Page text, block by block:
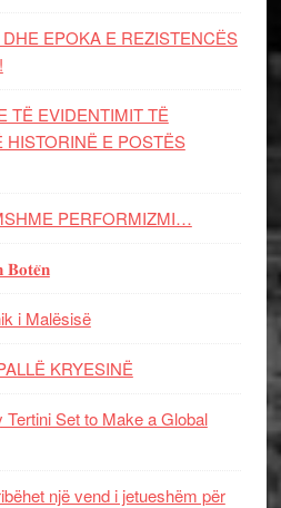
EPOKA E REZISTENCЁS
TË EVIDENTIMIT TË
HISTORINË E POSTËS
PERFORMIZMI…
𝐁𝐨𝐭𝐞̈𝐧
i Malësisë
KRYESINË
Tertini Set to Make a Global
një vend i jetueshëm për